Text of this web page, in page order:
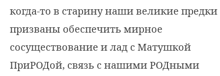
когда-то в старину наши великие предки
призваны обеспечить мирное
сосуществование и лад с Матушкой
ПриРОДой, связь с нашими РОДными